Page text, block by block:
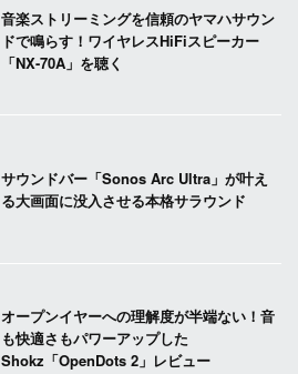
音楽ストリーミングを信頼のヤマハサウン
ドで鳴らす！ワイヤレスHiFiスピーカー
「NX-70A」を聴く
サウンドバー「Sonos Arc Ultra」が叶え
る大画面に没入させる本格サラウンド
オープンイヤーへの理解度が半端ない！音
も快適さもパワーアップした
Shokz「OpenDots 2」レビュー